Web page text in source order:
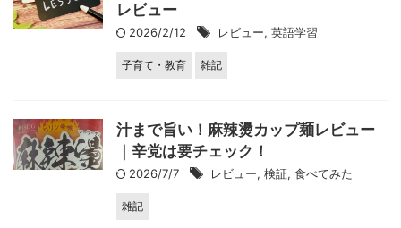
レビュー
2026/2/12 レビュー, 英語学習
子育て・教育 雑記
汁まで旨い！麻辣燙カップ麺レビュー
｜辛党は要チェック！
2026/7/7 レビュー, 検証, 食べてみた
雑記